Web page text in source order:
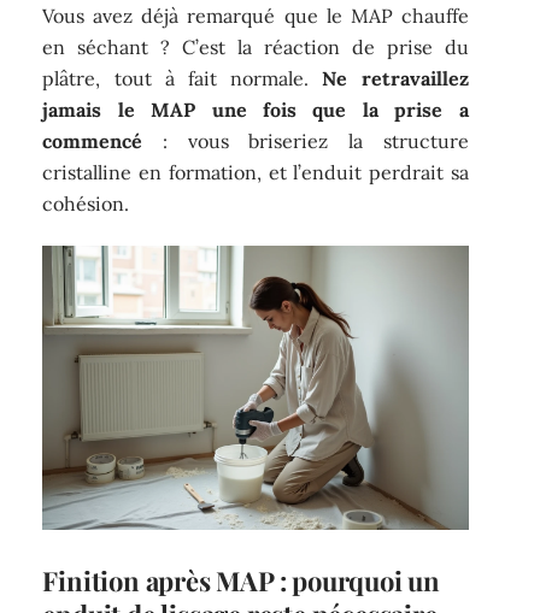
Vous avez déjà remarqué que le MAP chauffe
en séchant ? C’est la réaction de prise du
plâtre, tout à fait normale.Ne retravaillez
jamais le MAP une fois que la prise a
commencé : vous briseriez la structure
cristalline en formation, et l’enduit perdrait sa
cohésion.
Finition après MAP : pourquoi un